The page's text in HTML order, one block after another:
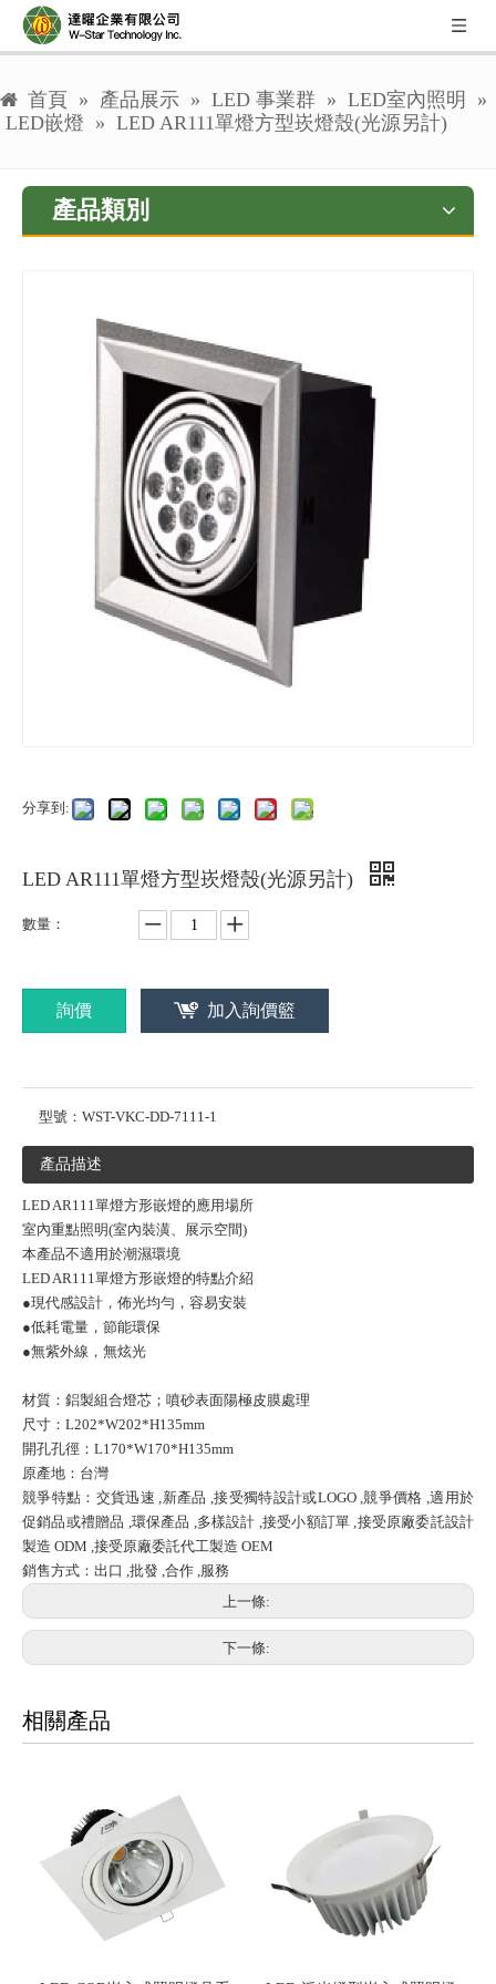
首頁 » 產品展示 » LED 事業群 » LED室內照明
»
LED嵌燈 » LED AR111單燈方型崁燈殼(光源另計)
產品類別
分享到:
LED AR111單燈方型崁燈殼(光源另計)
數量：
詢價 加入詢價籃
型號： WST-VKC-DD-7111-1
產品描述
LED AR111單燈方形嵌燈的應用場所
室內重點照明(室內裝潢、展示空間)
本產品不適用於潮濕環境
LED AR111單燈方形嵌燈的特點介紹
●現代感設計，佈光均勻，容易安裝
●低耗電量，節能環保
●無紫外線，無炫光
材質：鋁製組合燈芯；噴砂表面陽極皮膜處理
尺寸：L202*W202*H135mm
開孔孔徑：L170*W170*H135mm
原產地：台灣
競爭特點：交貨迅速 ,新產品 ,接受獨特設計或LOGO ,競爭價格 ,適用於
促銷品或禮贈品 ,環保產品 ,多樣設計 ,接受小額訂單 ,接受原廠委託設計
製造 ODM ,接受原廠委託代工製造 OEM
銷售方式：出口 ,批發 ,合作 ,服務
上一條:
下一條:
相關產品